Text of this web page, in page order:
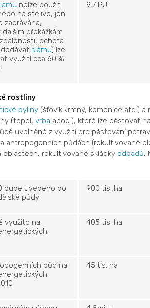
nelze použít
na stelivo, jen
zaorávána,
překážkám
ochota
slámu) lze
využití cca 60 %
9,7 PJ
rostliny
byliny (šťovík krmný, komonice atd.) a
(topol,vrba apod.), které lze pěstovat
uvolněné z využití pro pěstování
antropogenních půdách (rekultivované
oblastech, rekultivované skládky odpadů,
bude uvedeno do
půdy
900 tis. ha
využito na
405 tis. ha
půd na
45 tis. ha